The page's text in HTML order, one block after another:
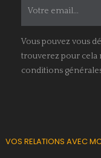
Vous pouvez vous
trouverez pour cela
conditions
VOS RELATIONS AVEC